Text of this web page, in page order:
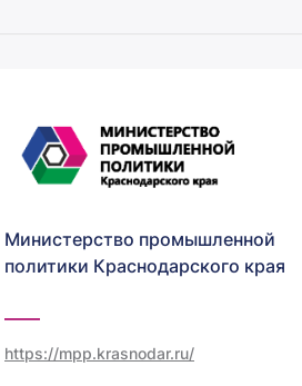
Министерство промышленной
политики Краснодарского края
https://mpp.krasnodar.ru/